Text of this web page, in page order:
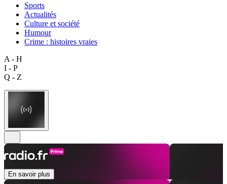
Sports
Actualités
Culture et société
Humour
Crime : histoires vraies
A - H
I - P
Q - Z
En savoir plus